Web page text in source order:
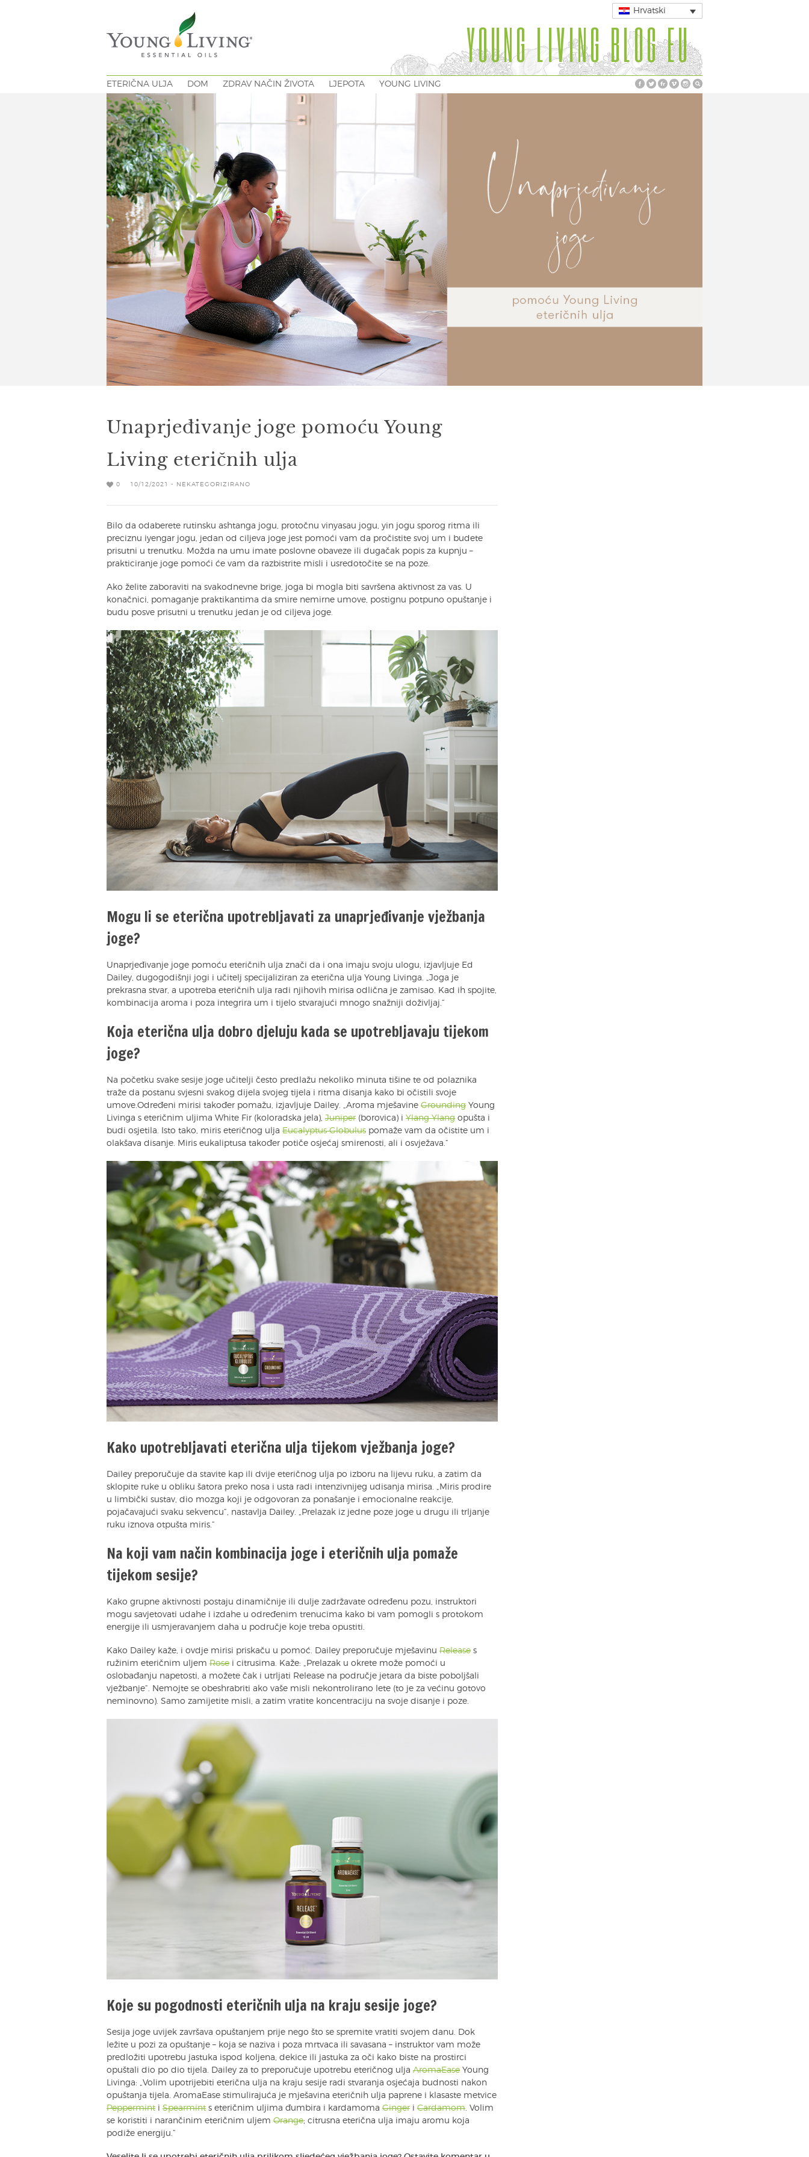
Hrvatski
YOUNG LIVING BLOG EU
ETERIČNA ULJA DOM ZDRAV NAČIN ŽIVOTA LJEPOTA YOUNG LIVING
Unaprjeđivanje joge pomoću Young
Living eteričnih ulja
0 10/12/2021 - NEKATEGORIZIRANO
Bilo da odaberete rutinsku ashtanga jogu, protočnu vinyasau jogu, yin jogu sporog ritma ili
preciznu iyengar jogu, jedan od ciljeva joge jest pomoći vam da pročistite svoj um i budete
prisutni u trenutku. Možda na umu imate poslovne obaveze ili dugačak popis za kupnju –
prakticiranje joge pomoći će vam da razbistrite misli i usredotočite se na poze.
Ako želite zaboraviti na svakodnevne brige, joga bi mogla biti savršena aktivnost za vas. U
konačnici, pomaganje praktikantima da smire nemirne umove, postignu potpuno opuštanje i
budu posve prisutni u trenutku jedan je od ciljeva joge.
Mogu li se eterična upotrebljavati za unaprjeđivanje vježbanja
joge?
Unaprjeđivanje joge pomoću eteričnih ulja znači da i ona imaju svoju ulogu, izjavljuje Ed
Dailey, dugogodišnji jogi i učitelj specijaliziran za eterična ulja Young Livinga. „Joga je
prekrasna stvar, a upotreba eteričnih ulja radi njihovih mirisa odlična je zamisao. Kad ih spojite,
kombinacija aroma i poza integrira um i tijelo stvarajući mnogo snažniji doživljaj.“
Koja eterična ulja dobro djeluju kada se upotrebljavaju tijekom
joge?
Na početku svake sesije joge učitelji često predlažu nekoliko minuta tišine te od polaznika
traže da postanu svjesni svakog dijela svojeg tijela i ritma disanja kako bi očistili svoje
umove.Određeni mirisi također pomažu, izjavljuje Dailey. „Aroma mješavine Grounding Young
Livinga s eteričnim uljima White Fir (koloradska jela), Juniper (borovica) i Ylang Ylang opušta i
budi osjetila. Isto tako, miris eteričnog ulja Eucalyptus Globulus pomaže vam da očistite um i
olakšava disanje. Miris eukaliptusa također potiče osjećaj smirenosti, ali i osvježava.“
Kako upotrebljavati eterična ulja tijekom vježbanja joge?
Dailey preporučuje da stavite kap ili dvije eteričnog ulja po izboru na lijevu ruku, a zatim da
sklopite ruke u obliku šatora preko nosa i usta radi intenzivnijeg udisanja mirisa. „Miris prodire
u limbički sustav, dio mozga koji je odgovoran za ponašanje i emocionalne reakcije,
pojačavajući svaku sekvencu“, nastavlja Dailey. „Prelazak iz jedne poze joge u drugu ili trljanje
ruku iznova otpušta miris.“
Na koji vam način kombinacija joge i eteričnih ulja pomaže
tijekom sesije?
Kako grupne aktivnosti postaju dinamičnije ili dulje zadržavate određenu pozu, instruktori
mogu savjetovati udahe i izdahe u određenim trenucima kako bi vam pomogli s protokom
energije ili usmjeravanjem daha u područje koje treba opustiti.
Kako Dailey kaže, i ovdje mirisi priskaču u pomoć. Dailey preporučuje mješavinu Release s
ružinim eteričnim uljem Rose i citrusima. Kaže: „Prelazak u okrete može pomoći u
oslobađanju napetosti, a možete čak i utrljati Release na područje jetara da biste poboljšali
vježbanje“. Nemojte se obeshrabriti ako vaše misli nekontrolirano lete (to je za većinu gotovo
neminovno). Samo zamijetite misli, a zatim vratite koncentraciju na svoje disanje i poze.
Koje su pogodnosti eteričnih ulja na kraju sesije joge?
Sesija joge uvijek završava opuštanjem prije nego što se spremite vratiti svojem danu. Dok
ležite u pozi za opuštanje – koja se naziva i poza mrtvaca ili savasana – instruktor vam može
predložiti upotrebu jastuka ispod koljena, dekice ili jastuka za oči kako biste na prostirci
opuštali dio po dio tijela. Dailey za to preporučuje upotrebu eteričnog ulja AromaEase Young
Livinga: „Volim upotrijebiti eterična ulja na kraju sesije radi stvaranja osjećaja budnosti nakon
opuštanja tijela. AromaEase stimulirajuća je mješavina eteričnih ulja paprene i klasaste metvice
Peppermint i Spearmint s eteričnim uljima đumbira i kardamoma Ginger i Cardamom . Volim
se koristiti i narančinim eteričnim uljem Orange; citrusna eterična ulja imaju aromu koja
podiže energiju.”